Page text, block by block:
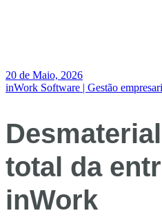
20 de Maio, 2026
inWork Software | Gestão
total da
inWork